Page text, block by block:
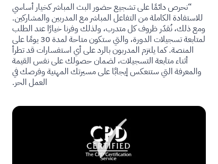
“نحرص دائمًا على تشجيع حضور البث المباشر كخيار أساسي
للاستفادة الكاملة من التفاعل المباشر مع المدربين والمشاركين.
ومع ذلك، نُقدّر ظروف كل متدرب، ولذلك وفرنا خيارًا عند الطلب
لمتابعة تسجيلات الدورة، والتي ستكون متاحة لمدة 30 يومًا على
المنصة. كما يلتزم المدربون بالرد على أي استفسارات قد تطرأ
أثناء متابعة التسجيلات، لضمان حصولك على نفس القيمة
والمعرفة التي ستنعكس إيجابًا على مسيرتك المهنية وفرصك في
العمل الحر.